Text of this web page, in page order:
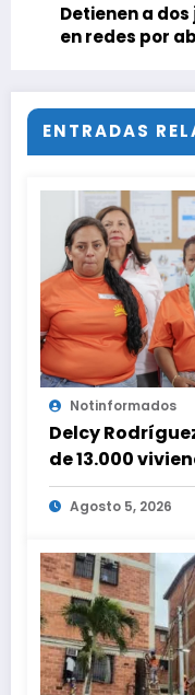
Detienen a
en redes por
ENTRADAS
Notinformados
Delcy
de 13.000
terremotos
Agosto 5, 2026